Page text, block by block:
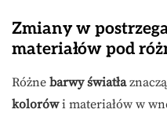
Zmiany w
materiałów pod
Różne barwy światła
kolorówi materiałów w